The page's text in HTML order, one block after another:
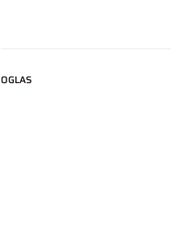
OGLAS